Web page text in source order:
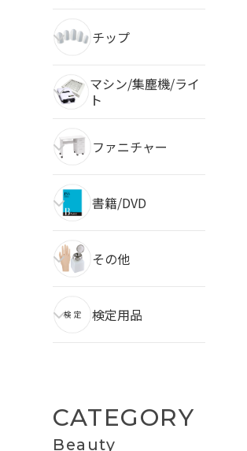
チップ
マシン/集塵機/ライ
ト
ファニチャー
書籍/DVD
その他
検定用品
CATEGORY
Beauty